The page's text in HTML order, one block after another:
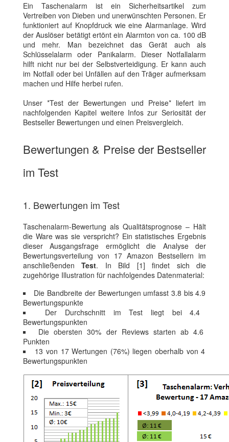
Ein Taschenalarm ist ein Sicherheitsartikel zum
Vertreiben von Dieben und unerwünschten Personen. Er
funktioniert auf Knopfdruck wie eine Alarmanlage. Wird
der Auslöser betätigt ertönt ein Alarmton von ca. 100 dB
und mehr. Man bezeichnet das Gerät auch als
Schlüsselalarm oder Panikalarm. Dieser Notfallalarm
hilft nicht nur bei der Selbstverteidigung. Er kann auch
im Notfall oder bei Unfällen auf den Träger aufmerksam
machen und Hilfe herbei rufen.
Unser *Test der Bewertungen und Preise* liefert im
nachfolgenden Kapitel weitere Infos zur Seriosität der
Bestseller Bewertungen und einen Preisvergleich.
Bewertungen & Preise der Bestseller
im Test
1. Bewertungen im Test
Taschenalarm-Bewertung als Qualitätsprognose – Hält
die Ware was sie verspricht? Ein statistisches Ergebnis
dieser Ausgangsfrage ermöglicht die Analyse der
Bewertungsverteilung von 17 Amazon Bestsellern im
anschließendenTest. In Bild [1] findet sich die
zugehörige Illustration für nachfolgendes Datenmaterial:
Die Bandbreite der Bewertungen umfasst 3.8 bis 4.9
Bewertungspunkte
Der Durchschnitt im Test liegt bei 4.4
Bewertungspunkten
Die obersten 30% der Reviews starten ab 4.6
Punkten
13 von 17 Wertungen (76%) liegen oberhalb von 4
Bewertungspunkten